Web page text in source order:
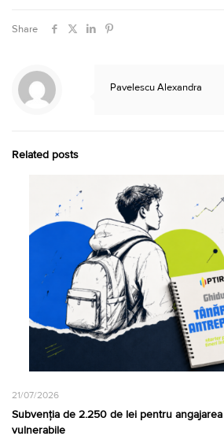
Share
Pavelescu Alexandra
Related posts
21/07/2026
Subvenția de 2.250 de lei pentru
vulnerabile